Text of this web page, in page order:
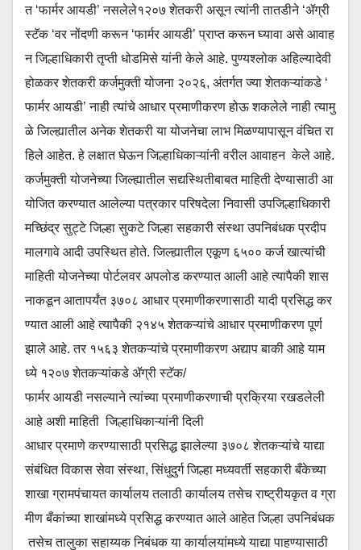
त ‘फार्मर आयडी’ नसलेले१२०७ शेतकरी असून त्यांनी तातडीने ‘ॲग्री
स्टॅक ‘वर नोंदणी करून ‘फार्मर आयडी’ प्राप्त करून घ्यावा असे आवाह
न जिल्हाधिकारी तृप्ती धोडमिसे यांनी केले आहे. पुण्यश्लोक अहिल्यादेवी
होळकर शेतकरी कर्जमुक्ती योजना २०२६, अंतर्गत ज्या शेतकऱ्यांकडे ‘
फार्मर आयडी’ नाही त्यांचे आधार प्रमाणीकरण होऊ शकलेले नाही त्यामु
ळे जिल्ह्यातील अनेक शेतकरी या योजनेचा लाभ मिळण्यापासून वंचित रा
हिले आहेत. हे लक्षात घेऊन जिल्हाधिकाऱ्यांनी वरील आवाहन केले आहे.
कर्जमुक्ती योजनेच्या जिल्ह्यातील सद्यस्थितीबाबत माहिती देण्यासाठी आ
योजित करण्यात आलेल्या पत्रकार परिषदेला निवासी उपजिल्हाधिकारी
मच्छिंद्र सुट्टे जिल्हा सुकटे जिल्हा सहकारी संस्था उपनिबंधक प्रदीप
मालगावे आदी उपस्थित होते. जिल्ह्यातील एकूण ६५०० कर्ज खात्यांची
माहिती योजनेच्या पोर्टलवर अपलोड करण्यात आली आहे त्यापैकी शास
नाकडून आतापर्यंत ३७०८ आधार प्रमाणीकरणासाठी यादी प्रसिद्ध कर
ण्यात आली आहे त्यापैकी २१४५ शेतकऱ्यांचे आधार प्रमाणीकरण पूर्ण
झाले आहे. तर १५६३ शेतकऱ्यांचे प्रमाणीकरण अद्याप बाकी आहे याम
ध्ये १२०७ शेतकऱ्यांकडे ॲग्री स्टॅक/
फार्मर आयडी नसल्याने त्यांच्या प्रमाणीकरणाची प्रक्रिया रखडलेली
आहे अशी माहिती जिल्हाधिकाऱ्यांनी दिली
आधार प्रमाणे करण्यासाठी प्रसिद्ध झालेल्या ३७०८ शेतकऱ्यांचे याद्या
संबंधित विकास सेवा संस्था, सिंधुदुर्ग जिल्हा मध्यवर्ती सहकारी बँकेच्या
शाखा ग्रामपंचायत कार्यालय तलाठी कार्यालय तसेच राष्ट्रीयकृत व ग्रा
मीण बँकांच्या शाखांमध्ये प्रसिद्ध करण्यात आले आहेत जिल्हा उपनिबंधक
तसेच तालुका सहाय्यक निबंधक या कार्यालयांमध्ये याद्या पाहण्यासाठी